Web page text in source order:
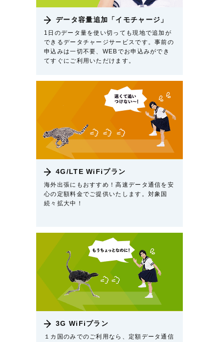
データ容量追加「イモチャージ」
1日のデータ量を使い切っても現地で追加が
できるデータチャージサービスです。事前の
申込みは一切不要、WEBでお申込みができ
てすぐにご利用いただけます。
4G/LTE WiFiプラン
海外出張にもおすすめ！高速データ通信を安
心の定額料金でご提供いたします。対象国
続々拡大中！
3G WiFiプラン
１カ国のみでのご利用なら、定額データ通信